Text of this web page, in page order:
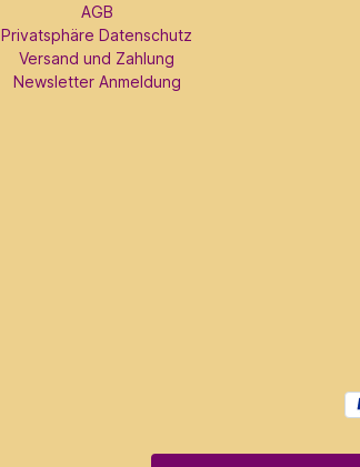
AGB
Privatsphäre Datenschutz
Versand und Zahlung
Newsletter Anmeldung